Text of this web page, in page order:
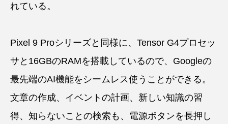
れている。
Pixel 9 Proシリーズと同様に、Tensor G4プロセッ
サと16GBのRAMを搭載しているので、Googleの
最先端のAI機能をシームレス使うことができる。
文章の作成、イベントの計画、新しい知識の習
得、知らないことの検索も、電源ボタンを長押し